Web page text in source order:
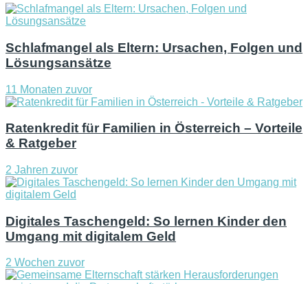
Schlafmangel als Eltern: Ursachen, Folgen und
Lösungsansätze
11 Monaten zuvor
Ratenkredit für Familien in Österreich – Vorteile
& Ratgeber
2 Jahren zuvor
Digitales Taschengeld: So lernen Kinder den
Umgang mit digitalem Geld
2 Wochen zuvor